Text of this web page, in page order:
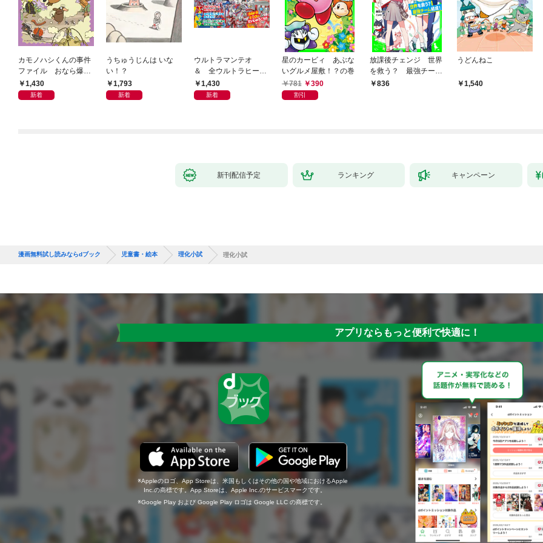
カモノハシくんの事件
ファイル おなら爆
弾！ 危機イッパツ編
1,430
新着
うちゅうじんは いな
い！？
1,793
新着
ウルトラマンテオ
＆ 全ウルトラヒーロ
ー大集合 あそべるず
かん
1,430
新着
星のカービィ あぶな
いグルメ屋敷！？の巻
781
390
割引
放課後チェンジ 世界
を救う？ 最強チーム
結成！
836
うどんねこ
1,540
新刊配信予定 ランキング キャンペーン
漫画無料試し読みならdブック 児童書・絵本 理化小試 理化小試
アプリならもっと便利で快適に！
Appleのロゴ、App Storeは、米国もしくはその他の国や地域におけるApple
Inc.の商標です。App Storeは、Apple Inc.のサービスマークです。
Google Play および Google Play ロゴは Google LLC の商標です。